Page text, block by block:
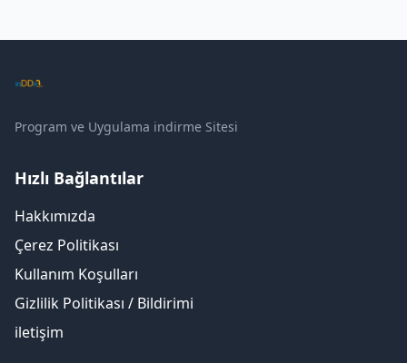
Program ve Uygulama indirme Sitesi
Hızlı Bağlantılar
Hakkımızda
Çerez Politikası
Kullanım Koşulları
Gizlilik Politikası / Bildirimi
iletişim